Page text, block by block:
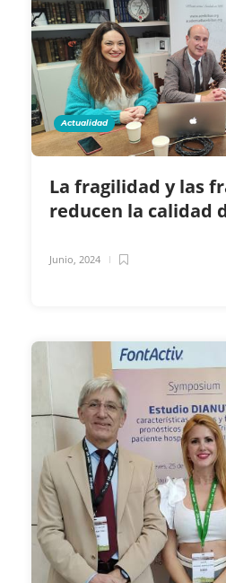
Actualidad
La fragilidad y las
reducen la calidad
Junio, 2024